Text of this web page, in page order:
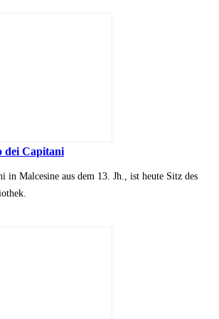
dei Capitani
in Malcesine aus dem 13. Jh., ist heute Sitz des